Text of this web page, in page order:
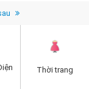
Thời trang